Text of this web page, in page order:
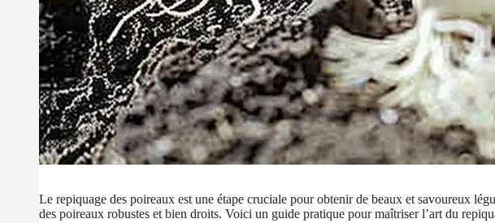
Le repiquage des poireaux est une étape cruciale pour obtenir de beaux et savoureux
des poireaux robustes et bien droits. Voici un guide pratique pour maîtriser l’art du